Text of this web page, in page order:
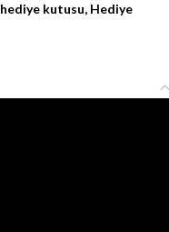
hediye kutusu, Hediye